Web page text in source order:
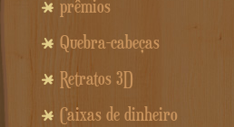
prêmios
Quebra-cabeças
Retratos 3D
Caixas de dinheiro